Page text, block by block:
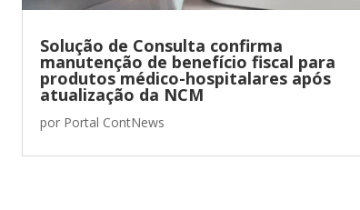
Solução de Consulta confirma
manutenção de benefício fiscal para
produtos médico-hospitalares após
atualização da NCM
por Portal ContNews